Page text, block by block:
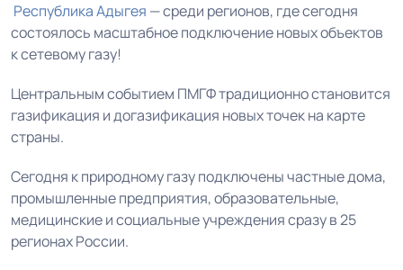
Республика Адыгея — среди регионов, где сегодня
состоялось масштабное подключение новых объектов
к сетевому газу!
Центральным событием ПМГФ традиционно становится
газификация и догазификация новых точек на карте
страны.
Сегодня к природному газу подключены частные дома,
промышленные предприятия, образовательные,
медицинские и социальные учреждения сразу в 25
регионах России.